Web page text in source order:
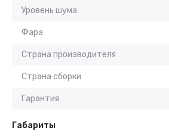
Уровень шума
Фара
Страна производителя
Страна сборки
Гарантия
Габариты